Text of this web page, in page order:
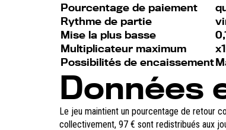
Pourcentage de paiement
Rythme de partie
Mise la plus basse
Multiplicateur maximum
Possibilités de encaissement
Données
Le jeu maintient un pourcentage de retour
collectivement, 97 € sont redistribués aux